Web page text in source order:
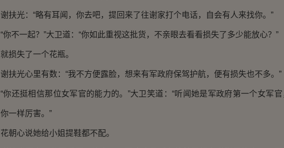
谢扶光：“略有耳闻，你去吧，提回来了往谢家打个电话，自会有人来找你。”
“你不一起？”大卫道：“你如此重视这批货，不亲眼去看看损失了多少能放心？”
就损失了一个花瓶。
谢扶光心里有数：“我不方便露脸，想来有军政府保驾护航，便有损失也不多。”
“你还挺相信那位女军官的能力的。”大卫笑道：“听闻她是军政府第一个女军
你一样厉害。”
花朝心说她给小姐提鞋都不配。